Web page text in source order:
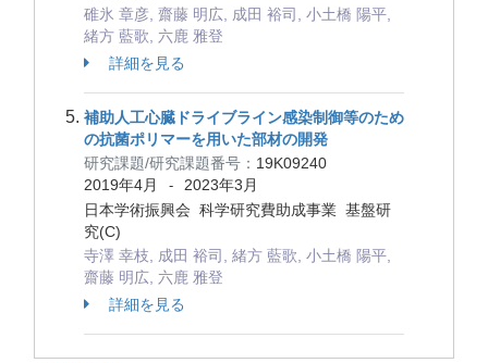
碓氷 章彦, 齋藤 明広, 成田 裕司, 小土橋 陽平,
緒方 藍歌, 六鹿 雅登
詳細を見る
補助人工心臓ドライブライン感染制御等のため
の抗菌ポリマーを用いた部材の開発
研究課題/研究課題番号： 19K09240
2019年4月
-
2023年3月
日本学術振興会 科学研究費助成事業 基盤研
究(C)
寺澤 幸枝, 成田 裕司, 緒方 藍歌, 小土橋 陽平,
齋藤 明広, 六鹿 雅登
詳細を見る